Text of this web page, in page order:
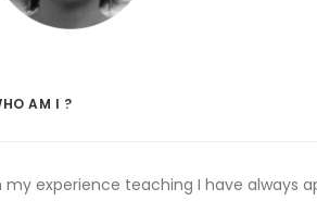
AM I ?
my experience teaching I have always